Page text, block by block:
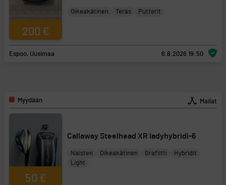
200 €
Oikeakätinen Teräs Putterit
Espoo, Uusimaa 6.8.2026 19:50
Myydään Mailat
50 €
Callaway Steelhead XR ladyhybridi-6
Naisten Oikeakätinen Grafiitti
Hybridit
Light